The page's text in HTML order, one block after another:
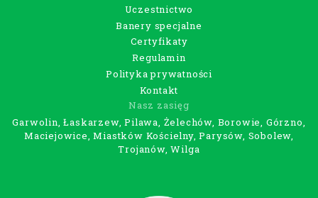
Uczestnictwo
Banery specjalne
Certyfikaty
Regulamin
Polityka prywatności
Kontakt
Nasz zasięg
Garwolin, Łaskarzew, Pilawa, Żelechów, Borowie, Górzno,
Maciejowice, Miastków Kościelny, Parysów, Sobolew,
Trojanów, Wilga